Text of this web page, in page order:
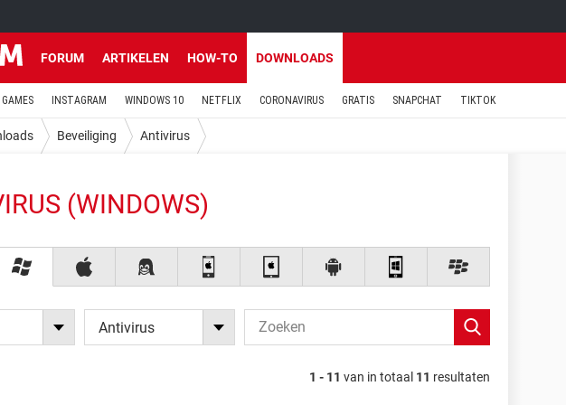
FORUM ARTIKELEN HOW-TO DOWNLOADS
GAMES INSTAGRAM WINDOWS 10 NETFLIX CORONAVIRUS GRATIS SNAPCHAT TIKTOK
Beveiliging Antivirus
(WINDOWS)
Antivirus
1 - 11 van in totaal 11 resultaten